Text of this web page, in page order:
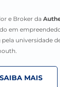
e Broker da
em
universidade
SAIBA MAIS